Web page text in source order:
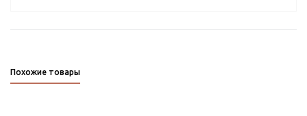
Похожие товары